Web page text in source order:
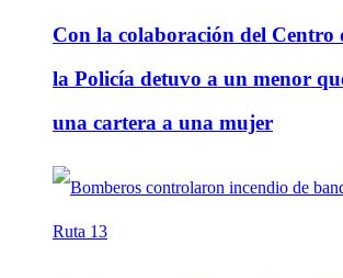
Con la colaboración del Centro
la Policía detuvo a un menor
una cartera a una mujer